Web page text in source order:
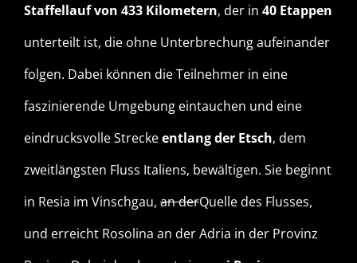
Staffellauf von 433 Kilometern, der in 40 Etappen
unterteilt ist, die ohne Unterbrechung aufeinander
folgen. Dabei können die Teilnehmer in eine
faszinierende Umgebung eintauchen und eine
eindrucksvolle Streckeentlang der Etsch, dem
zweitlängsten Fluss Italiens, bewältigen. Sie beginnt
in Resia im Vinschgau, an derQuelle des Flusses,
und erreicht Rosolina an der Adria in der Provinz